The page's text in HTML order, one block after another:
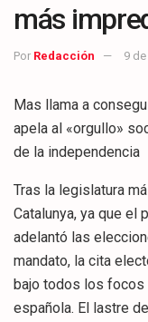
más
Por Redacción 9
Mas llama a
apela al «orgullo»
de la independencia
Tras la legislatura
Catalunya, ya que el
adelantó las
mandato, la cita
bajo todos los
española. El lastre